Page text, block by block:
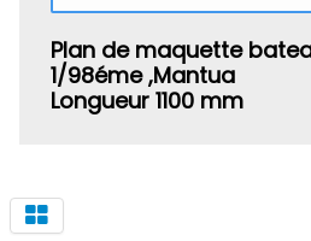
Plan de maquette
1/98éme ,Mantua
Longueur 1100 mm